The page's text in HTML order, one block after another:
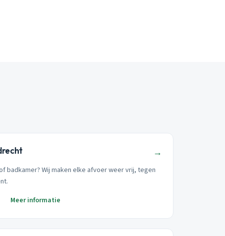
→
badkamer? Wij maken elke afvoer weer vrij, tegen
Meer informatie